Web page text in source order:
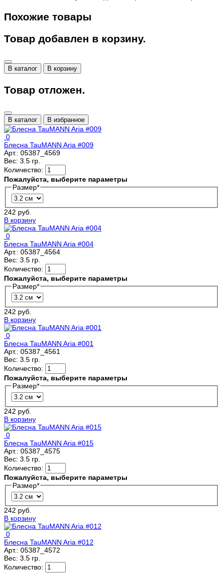
Похожие товары
Товар добавлен в корзину.
В каталог В корзину
Товар отложен.
В каталог В избранное
0
Блесна TauMANN Aria #009
Арт.: 05387_4569
Вес: 3.5 гр.
Количество:
Пожалуйста, выберите параметры
Размер*
242 руб.
В корзину
0
Блесна TauMANN Aria #004
Арт.: 05387_4564
Вес: 3.5 гр.
Количество:
Пожалуйста, выберите параметры
Размер*
242 руб.
В корзину
0
Блесна TauMANN Aria #001
Арт.: 05387_4561
Вес: 3.5 гр.
Количество:
Пожалуйста, выберите параметры
Размер*
242 руб.
В корзину
0
Блесна TauMANN Aria #015
Арт.: 05387_4575
Вес: 3.5 гр.
Количество:
Пожалуйста, выберите параметры
Размер*
242 руб.
В корзину
0
Блесна TauMANN Aria #012
Арт.: 05387_4572
Вес: 3.5 гр.
Количество: